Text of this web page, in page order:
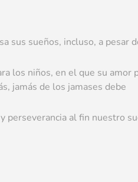
sus sueños, incluso, a pesar
los niños, en el que su amor
jamás de los jamases debe
perseverancia al fin nuestro